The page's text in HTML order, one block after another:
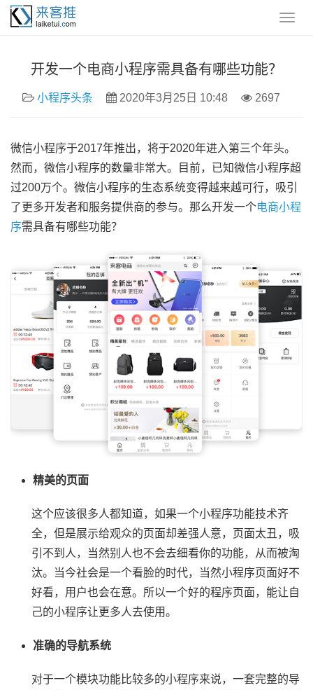
开发一个电商小程序需具备有哪些功能？
小程序头条 2020年3月25日 10:48 2697
微信小程序于2017年推出，将于2020年进入第三个年头。
然而，微信小程序的数量非常大。目前，已知微信小程序超
过200万个。微信小程序的生态系统变得越来越可行，吸引
了更多开发者和服务提供商的参与。那么开发一个电商小程
序需具备有哪些功能？
精美的页面
这个应该很多人都知道，如果一个小程序功能技术齐
全，但是展示给观众的页面却差强人意，页面太丑，吸
引不到人，当然别人也不会去细看你的功能，从而被淘
汰。当今社会是一个看脸的时代，当然小程序页面好不
好看，用户也会在意。所以一个好的程序页面，能让自
己的小程序让更多人去使用。
准确的导航系统
对于一个模块功能比较多的小程序来说，一套完整的导